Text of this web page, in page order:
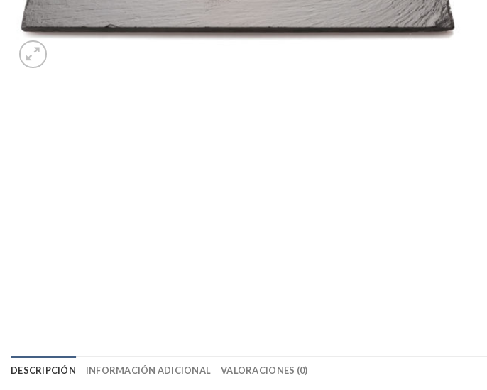
DESCRIPCIÓN INFORMACIÓN ADICIONAL VALORACIONES (0)